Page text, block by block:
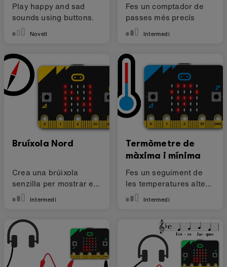
Play happy and sad
sounds using buttons.
Novell
Fes un comptador de
passes més precís
Intermedi
Bruíxola Nord
Crea una brúixola
senzilla per mostrar el
camí cap al nord
Intermedi
Termòmetre de
màxima i mínima
Fes un seguiment de
les temperatures altes i
baixes amb la micro:bit
Intermedi